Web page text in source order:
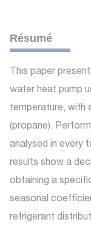
Résumé
This paper
water heat pump
temperature, with
(propane).
analysed in every
results show a
obtaining a
seasonal
refrigerant